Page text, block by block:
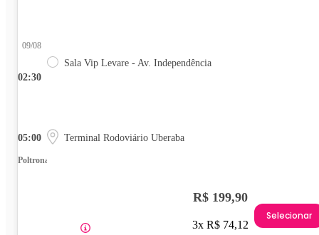
02:30
09/08
Sala Vip Levare - Av. Independência
05:00 Terminal Rodoviário Uberaba
Poltrona
R$ 199,90
3x R$ 74,12
Selecionar